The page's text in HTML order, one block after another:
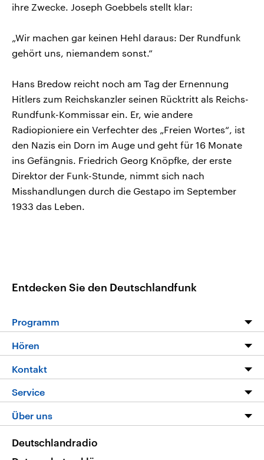
ihre Zwecke. Joseph Goebbels stellt klar:
„Wir machen gar keinen Hehl daraus: Der Rundfunk
gehört uns, niemandem sonst.“
Hans Bredow reicht noch am Tag der Ernennung
Hitlers zum Reichskanzler seinen Rücktritt als Reichs-
Rundfunk-Kommissar ein. Er, wie andere
Radiopioniere ein Verfechter des „Freien Wortes“, ist
den Nazis ein Dorn im Auge und geht für 16 Monate
ins Gefängnis. Friedrich Georg Knöpfke, der erste
Direktor der Funk-Stunde, nimmt sich nach
Misshandlungen durch die Gestapo im September
1933 das Leben.
Entdecken Sie den Deutschlandfunk
Programm
Die Nachrichten
Nachrichtenleicht
Neue Beiträge auf dlf.de
Hören
Livestream
Podcasts
Deutschlandfunk App
Nachrichten App
Kontakt
Hörerservice
Service
FAQ
Veranstaltungen
Über uns
Deutschlandradio